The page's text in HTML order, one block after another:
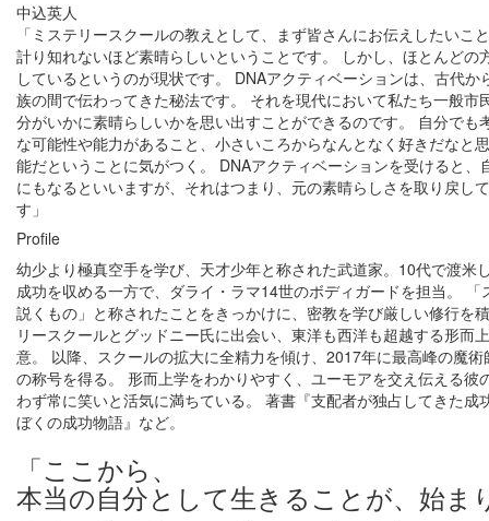
中込英人
「ミステリースクールの教えとして、まず皆さんにお伝えしたいこ
計り知れないほど素晴らしいということです。 しかし、ほとんどの
しているというのが現状です。 DNAアクティベーションは、古代
族の間で伝わってきた秘法です。 それを現代において私たち一般市
分がいかに素晴らしいかを思い出すことができるのです。 自分でも
な可能性や能力があること、小さいころからなんとなく好きだなと
能だということに気がつく。 DNAアクティベーションを受けると、
にもなるといいますが、それはつまり、元の素晴らしさを取り戻し
す」
Profile
幼少より極真空手を学び、天才少年と称された武道家。10代で渡米
成功を収める一方で、ダライ・ラマ14世のボディガードを担当。
説くもの」と称されたことをきっかけに、密教を学び厳しい修行を
リースクールとグッドニー氏に出会い、東洋も西洋も超越する形而
意。 以降、スクールの拡大に全精力を傾け、2017年に最高峰の魔
の称号を得る。 形而上学をわかりやすく、ユーモアを交え伝える彼
わず常に笑いと活気に満ちている。 著書『支配者が独占してきた
ぼくの成功物語』など。
「ここから、
本当の自分として生きることが、始ま